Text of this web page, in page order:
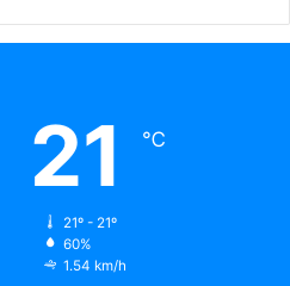
21 ℃
21º - 21º
60%
1.54 km/h